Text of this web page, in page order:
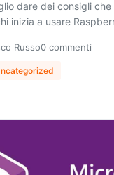
dare dei consigli
inizia a usare
Russo0 commenti